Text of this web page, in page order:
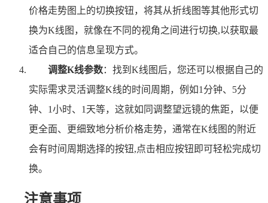
价格走势图上的切换按钮，将其从折线图等其他形式切
换为K线图，就像在不同的视角之间进行切换,以获取最
适合自己的信息呈现方式。
调整K线参数：找到K线图后，您还可以根据自己的
实际需求灵活调整K线的时间周期，例如1分钟、5分
钟、1小时、1天等，这就如同调整望远镜的焦距，以便
更全面、更细致地分析价格走势，通常在K线图的附近
会有时间周期选择的按钮,点击相应按钮即可轻松完成切
换。
注意事项